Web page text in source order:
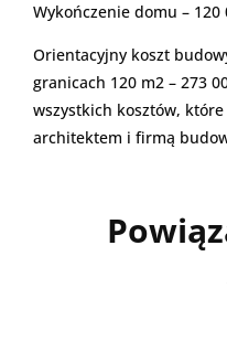
Wykończenie domu – 120
Orientacyjny koszt
granicach 120 m2 – 273
wszystkich kosztów,
architektem i firmą